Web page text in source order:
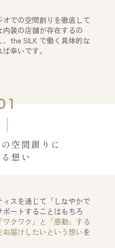
での空間創りを徹底して
装の店舗が存在するの
the SILK で働く具体的な
幸いです。
空間創りに
想い
スを通じて「しなやかで
ートすることはもちろ
クワク」と「感動」する
届けしたいという想いを